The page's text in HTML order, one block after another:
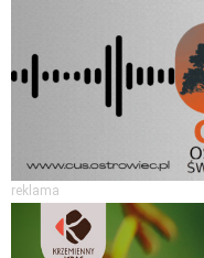
reklama